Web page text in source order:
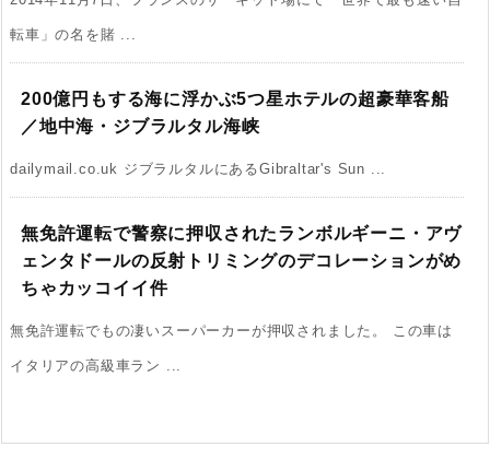
転車」の名を賭 ...
200億円もする海に浮かぶ5つ星ホテルの超豪華客船
／地中海・ジブラルタル海峡
dailymail.co.uk ジブラルタルにあるGibraltar's Sun ...
無免許運転で警察に押収されたランボルギーニ・アヴ
ェンタドールの反射トリミングのデコレーションがめ
ちゃカッコイイ件
無免許運転でもの凄いスーパーカーが押収されました。 この車は
イタリアの高級車ラン ...